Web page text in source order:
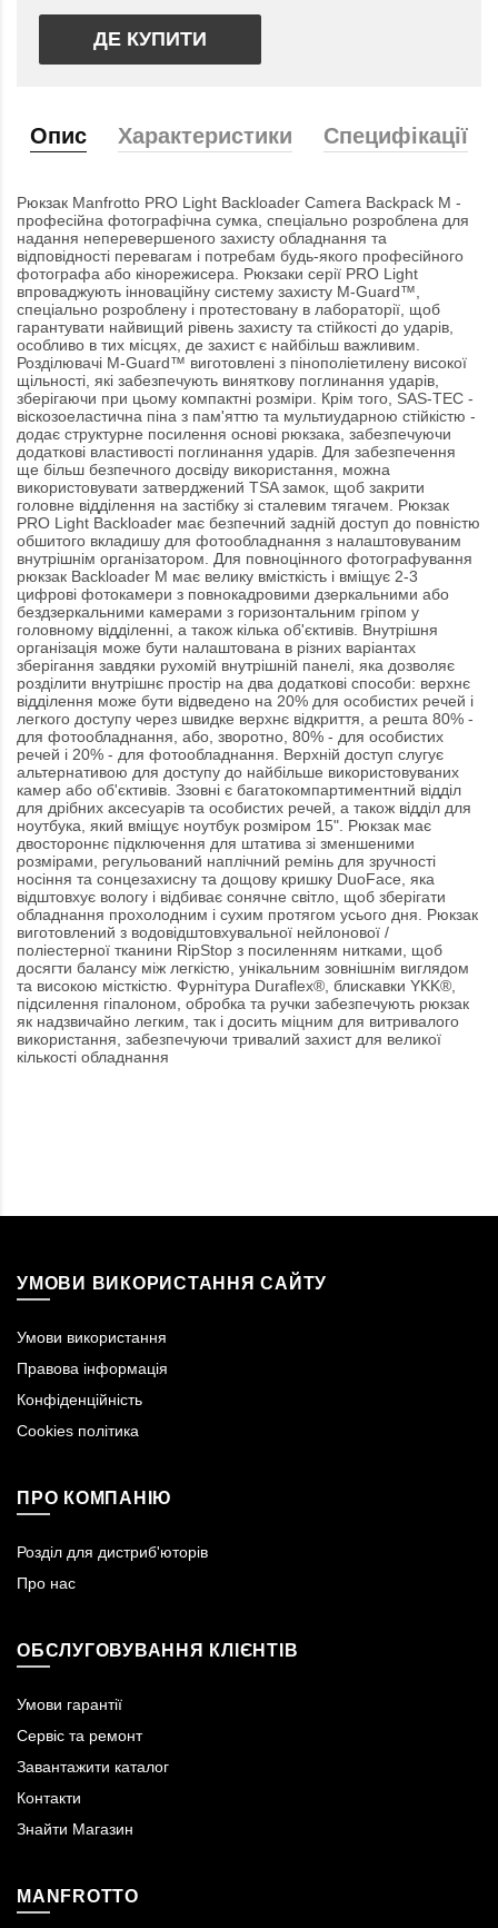
ДЕ КУПИТИ
Опис Характеристики Специфікації
Рюкзак Manfrotto PRO Light Backloader Camera Backpack M -
професійна фотографічна сумка, спеціально розроблена для
надання неперевершеного захисту обладнання та
відповідності перевагам і потребам будь-якого професійного
фотографа або кінорежисера. Рюкзаки серії PRO Light
впроваджують інноваційну систему захисту M-Guard™,
спеціально розроблену і протестовану в лабораторії, щоб
гарантувати найвищий рівень захисту та стійкості до ударів,
особливо в тих місцях, де захист є найбільш важливим.
Розділювачі M-Guard™ виготовлені з пінополіетилену високої
щільності, які забезпечують виняткову поглинання ударів,
зберігаючи при цьому компактні розміри. Крім того, SAS-TEC -
віскозоеластична піна з пам'яттю та мультиударною стійкістю -
додає структурне посилення основі рюкзака, забезпечуючи
додаткові властивості поглинання ударів. Для забезпечення
ще більш безпечного досвіду використання, можна
використовувати затверджений TSA замок, щоб закрити
головне відділення на застібку зі сталевим тягачем. Рюкзак
PRO Light Backloader має безпечний задній доступ до повністю
обшитого вкладишу для фотообладнання з налаштовуваним
внутрішнім організатором. Для повноцінного фотографування
рюкзак Backloader M має велику вмісткість і вміщує 2-3
цифрові фотокамери з повнокадровими дзеркальними або
бездзеркальними камерами з горизонтальним гріпом у
головному відділенні, а також кілька об'єктивів. Внутрішня
організація може бути налаштована в різних варіантах
зберігання завдяки рухомій внутрішній панелі, яка дозволяє
розділити внутрішнє простір на два додаткові способи: верхнє
відділення може бути відведено на 20% для особистих речей і
легкого доступу через швидке верхнє відкриття, а решта 80% -
для фотообладнання, або, зворотно, 80% - для особистих
речей і 20% - для фотообладнання. Верхній доступ слугує
альтернативою для доступу до найбільше використовуваних
камер або об'єктивів. Ззовні є багатокомпартиментний відділ
для дрібних аксесуарів та особистих речей, а також відділ для
ноутбука, який вміщує ноутбук розміром 15". Рюкзак має
двостороннє підключення для штатива зі зменшеними
розмірами, регульований наплічний ремінь для зручності
носіння та сонцезахисну та дощову кришку DuoFace, яка
відштовхує вологу і відбиває сонячне світло, щоб зберігати
обладнання прохолодним і сухим протягом усього дня. Рюкзак
виготовлений з водовідштовхувальної нейлонової /
поліестерної тканини RipStop з посиленням нитками, щоб
досягти балансу між легкістю, унікальним зовнішнім виглядом
та високою місткістю. Фурнітура Duraflex®, блискавки YKK®,
підсилення гіпалоном, обробка та ручки забезпечують рюкзак
як надзвичайно легким, так і досить міцним для витривалого
використання, забезпечуючи тривалий захист для великої
кількості обладнання
УМОВИ ВИКОРИСТАННЯ САЙТУ
Умови використання
Правова інформація
Конфіденційність
Cookies політика
ПРО КОМПАНІЮ
Розділ для дистриб'юторів
Про нас
ОБСЛУГОВУВАННЯ КЛІЄНТІВ
Умови гарантії
Сервіс та ремонт
Завантажити каталог
Контакти
Знайти Магазин
MANFROTTO